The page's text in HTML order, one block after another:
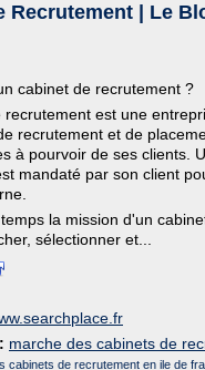
Recrutement | Le
cabinet de recrutement ?
recrutement est une
recrutement et de
à pourvoir de ses clients.
mandaté par son client
la mission d'un
sélectionner et...
marche des cabinets de
cabinets de recrutement en ile de